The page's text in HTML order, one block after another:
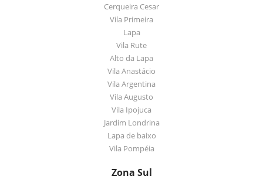
Cerqueira Cesar
Vila Primeira
Lapa
Vila Rute
Alto da Lapa
Vila Anastácio
Vila Argentina
Vila Augusto
Vila Ipojuca
Jardim Londrina
Lapa de baixo
Vila Pompéia
Zona Sul